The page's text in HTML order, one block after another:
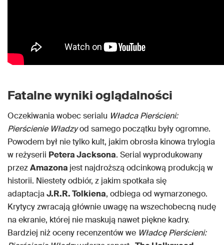
Fatalne wyniki oglądalności
Oczekiwania wobec serialu Władca Pierścieni:
Pierścienie Władzyod samego początku były ogromne.
Powodem był nie tylko kult, jakim obrosła kinowa trylogia
w reżyserii Petera Jacksona. Serial wyprodukowany
przezAmazona jest najdroższą odcinkową produkcją w
historii. Niestety odbiór, z jakim spotkała się
adaptacjaJ.R.R. Tolkiena, odbiega od wymarzonego.
Krytycy zwracają głównie uwagę na wszechobecną nudę
na ekranie, której nie maskują nawet piękne kadry.
Bardziej niż oceny recenzentów we Władcę Pierścieni: